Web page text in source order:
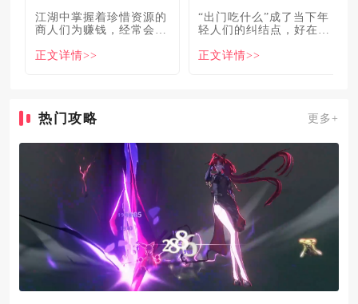
​江湖中掌握着珍惜资源的
商人们为赚钱，经常会让
倍，
正文详情>>
“出门吃什么”成了当下年
轻人们的纠结点，好在美
解
正文详情>>
热门攻略 更多+